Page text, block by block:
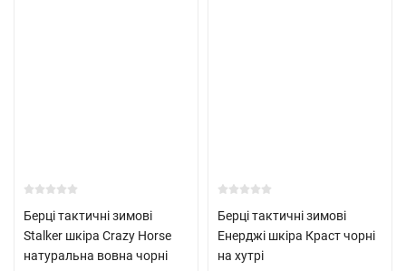
Берці тактичні зимові
Stalker шкіра Crazy Horse
натуральна вовна чорні
Берці тактичні зимові
Енерджі шкіра Краст чорні
на хутрі